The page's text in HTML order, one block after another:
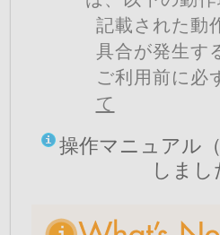
記載された動
具合が発生す
ご利用前に必
て
操作マニュアル
しま